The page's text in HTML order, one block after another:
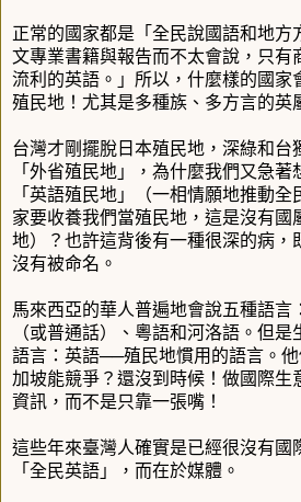
正常的國家都是「全民說國語和地方
文專業書籍與報告而不太會說，只有
流利的英語。」所以，什麼樣的國家
殖民地！尤其是多種族、多方言的英
台灣才剛擺脫日本殖民地，深綠和台
「外省殖民地」，為什麼我們又急
「英語殖民地」（一相情願地推動
家要收養我們當殖民地，這是沒有國
地）？也許這背後有一種很深的病，
沒有被命名。
馬來西亞的華人普遍地會說五種語言
（或普通話）、粵語和河洛語。但
語言：英語──殖民地慣用的語言。
加坡能競爭？還沒到時候！做國際生
資訊，而不是只靠一張嘴！
這些年來臺灣人確實是已經很沒有國
「全民英語」，而在於媒體。